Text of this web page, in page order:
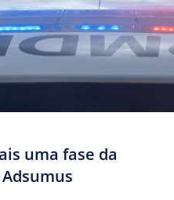
uma fase da